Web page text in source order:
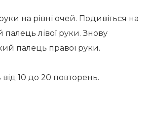
на рівні очей. Подивіться на
лівої руки. Знову
палець правої руки.
10 до 20 повторень.